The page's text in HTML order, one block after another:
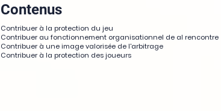
Contenus
Contribuer à la protection du jeu
Contribuer au fonctionnement organisationnel de al rencontre
Contribuer à une image valorisée de l'arbitrage
Contribuer à la protection des joueurs